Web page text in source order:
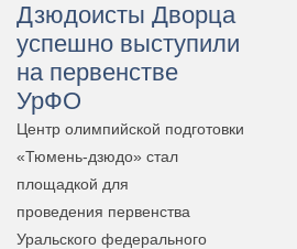
Дзюдоисты Дворца
успешно выступили
на первенстве
УрФО
Центр олимпийской подготовки
«Тюмень-дзюдо» стал
площадкой для
проведения первенства
Уральского федерального